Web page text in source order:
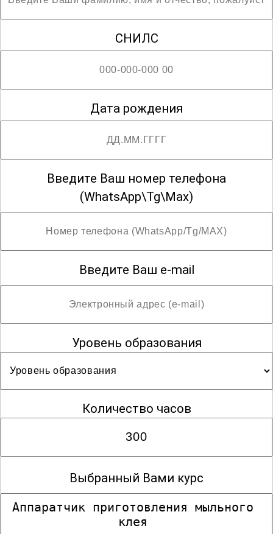
; Возможны разряды с третьего по четвёртый
СНИЛС
Дата рождения
Введите Ваш номер телефона
(WhatsApp\Tg\Max)
Введите Ваш e-mail
Уровень образования
Количество часов
Выбранный Вами курс